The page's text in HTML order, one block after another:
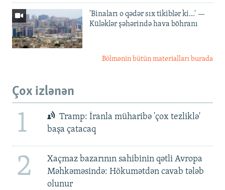
'Binaları o qədər sıx tikiblər ki...' —
Küləklər şəhərində hava böhranı
Bölmənin bütün materialları burada
Çox izlənən
1
Tramp: İranla müharibə 'çox tezliklə'
başa çatacaq
2
Xaçmaz bazarının sahibinin qətli Avropa
Məhkəməsində: Hökumətdən cavab tələb
olunur